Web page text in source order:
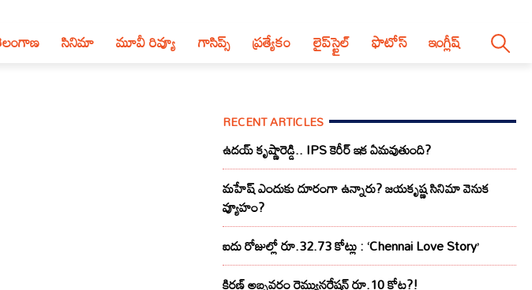
సినిమా మూవీ రివ్యూ గాసిప్స్ ప్రత్యేకం లైప్‌స్టైల్‌ ఫొటోస్ ఇంగ్లీష్
RECENT ARTICLES
ఉదయ్ కృష్ణారెడ్డి.. IPS కెరీర్ ఇక ఏమవుతుంది?
మహేష్ ఎందుకు దూరంగా ఉన్నారు? జయకృష్ణ సినిమా వెనుక
వ్యూహం?
ఐదు రోజుల్లో రూ.32.73 కోట్లు : ‘Chennai Love Story’
కిరణ్ అబ్బవరం రెమ్యునరేషన్ రూ.10 కోట్ల?!